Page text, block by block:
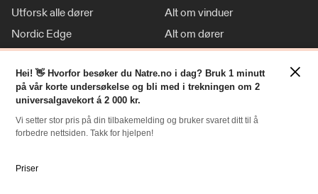
Utforsk alle dører
Nordic Edge
Klassisk stil
Tilpasninger
Alt om vinduer
Alt om dører
Inspirasjon
Nyheter
RESSURSER
Slik bestiller du
Hei! 👋 Hvorfor besøker du Natre.no i dag? Bruk 1 minutt
på vår korte undersøkelse og bli med i trekningen om 2
universalgavekort á 2 000 kr.
Vi setter stor pris på din tilbakemelding og bruker svaret ditt til å
forbedre nettsiden. Takk for hjelpen!
Priser
×